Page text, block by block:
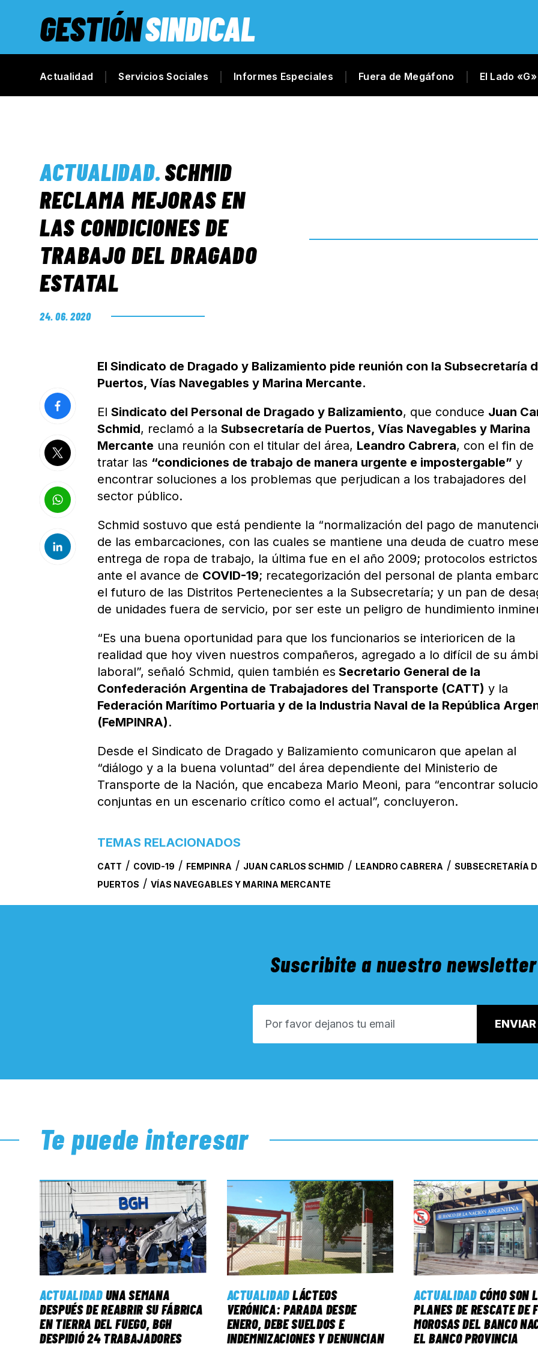
GESTIÓNSINDICAL
Actualidad Servicios Sociales Informes Especiales Fuera de Megáfono El Lado «G»
ACTUALIDAD.SCHMID
RECLAMA MEJORAS EN
LAS CONDICIONES DE
TRABAJO DEL DRAGADO
ESTATAL
24. 06. 2020
El Sindicato de Dragado y Balizamiento pide reunión con la Subsecretaría
Puertos, Vías Navegables y Marina Mercante.
ElSindicato del Personal de Dragado y Balizamiento, que conduce Juan
Schmid, reclamó a laSubsecretaría de Puertos, Vías Navegables y Marina
Mercante una reunión con el titular del área, Leandro Cabrera, con el fin de
tratar las “condiciones de trabajo de manera urgente e impostergable” y
encontrar soluciones a los problemas que perjudican a los trabajadores del
sector público.
Schmid sostuvo que está pendiente la “normalización del pago de
de las embarcaciones, con las cuales se mantiene una deuda de cuatro
entrega de ropa de trabajo, la última fue en el año 2009; protocolos estrictos
ante el avance de COVID-19; recategorización del personal de planta
el futuro de las Distritos Pertenecientes a la Subsecretaría; y un pan de
de unidades fuera de servicio, por ser este un peligro de hundimiento
“Es una buena oportunidad para que los funcionarios se interioricen de la
realidad que hoy viven nuestros compañeros, agregado a lo difícil de su
laboral”, señaló Schmid, quien también es Secretario General de la
Confederación Argentina de Trabajadores del Transporte (CATT) y la
Federación Marítimo Portuaria y de la Industria Naval de la República
(FeMPINRA).
Desde el Sindicato de Dragado y Balizamiento comunicaron que apelan al
“diálogo y a la buena voluntad” del área dependiente del Ministerio de
Transporte de la Nación, que encabeza Mario Meoni, para “encontrar
conjuntas en un escenario crítico como el actual”, concluyeron.
TEMAS RELACIONADOS
CATT / COVID-19 / FEMPINRA / JUAN CARLOS SCHMID / LEANDRO CABRERA /SUBSECRETARÍA
PUERTOS /VÍAS NAVEGABLES Y MARINA MERCANTE
Suscribite a nuestro newsletter
Te puede interesar
ACTUALIDAD UNA SEMANA
DESPUÉS DE REABRIR SU FÁBRICA
EN TIERRA DEL FUEGO, BGH
DESPIDIÓ 24 TRABAJADORES
ACTUALIDADLÁCTEOS
VERÓNICA: PARADA DESDE
ENERO, DEBE SUELDOS E
INDEMNIZACIONES Y DENUNCIAN
ACTUALIDAD CÓMO SON
PLANES DE RESCATE DE
MOROSAS DEL BANCO
EL BANCO PROVINCIA